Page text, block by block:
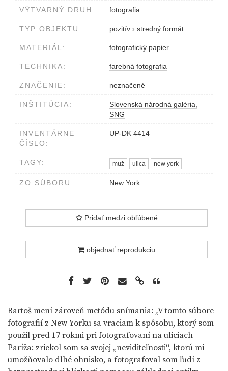
VÝTVARNÝ DRUH: fotografia
TYP OBJEKTU: pozitív › stredný formát
MATERIÁL: fotografický papier
TECHNIKA: farebná fotografia
ZNAČENIE: neznačené
INŠTITÚCIA:
Slovenská národná galéria,
SNG
INVENTÁRNE
ČÍSLO:
UP-DK 4414
TAGY: muž ulica new york
ZO SÚBORU: New York
Pridať medzi obľúbené
objednať reprodukciu
Bartoš mení zároveň metódu snímania: „V tomto súbore
fotografií z New Yorku sa vraciam k spôsobu, ktorý som
použil pred 17 rokmi pri fotografovaní na uliciach
Paríža: zriekol som sa svojej „neviditeľnosti“, ktorú mi
umožňovalo dlhé ohnisko, a fotografoval som ľudí z